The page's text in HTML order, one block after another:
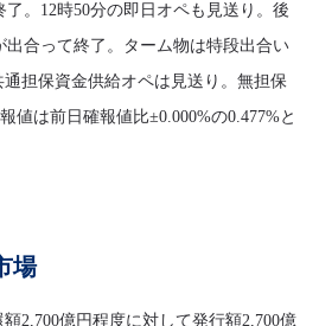
了。12時50分の即日オペも見送り。後
出合って終了。ターム物は特段出合い
担保資金供給オペは見送り。無担保
値は前日確報値比±0.000%の0.477%と
場
2,700億円程度に対して発行額2,700億